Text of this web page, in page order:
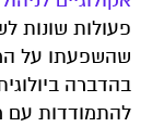
פעולות שונות
שהשפעתו על
בהדברה
להתמודדות עם